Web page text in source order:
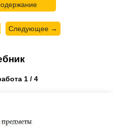
Следующее →
1 / 4